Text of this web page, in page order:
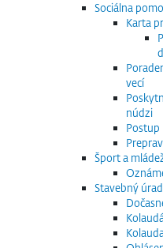
Sociálna
Karta
vecí
núdzi
Postup
Šport a
Stavebný úrad